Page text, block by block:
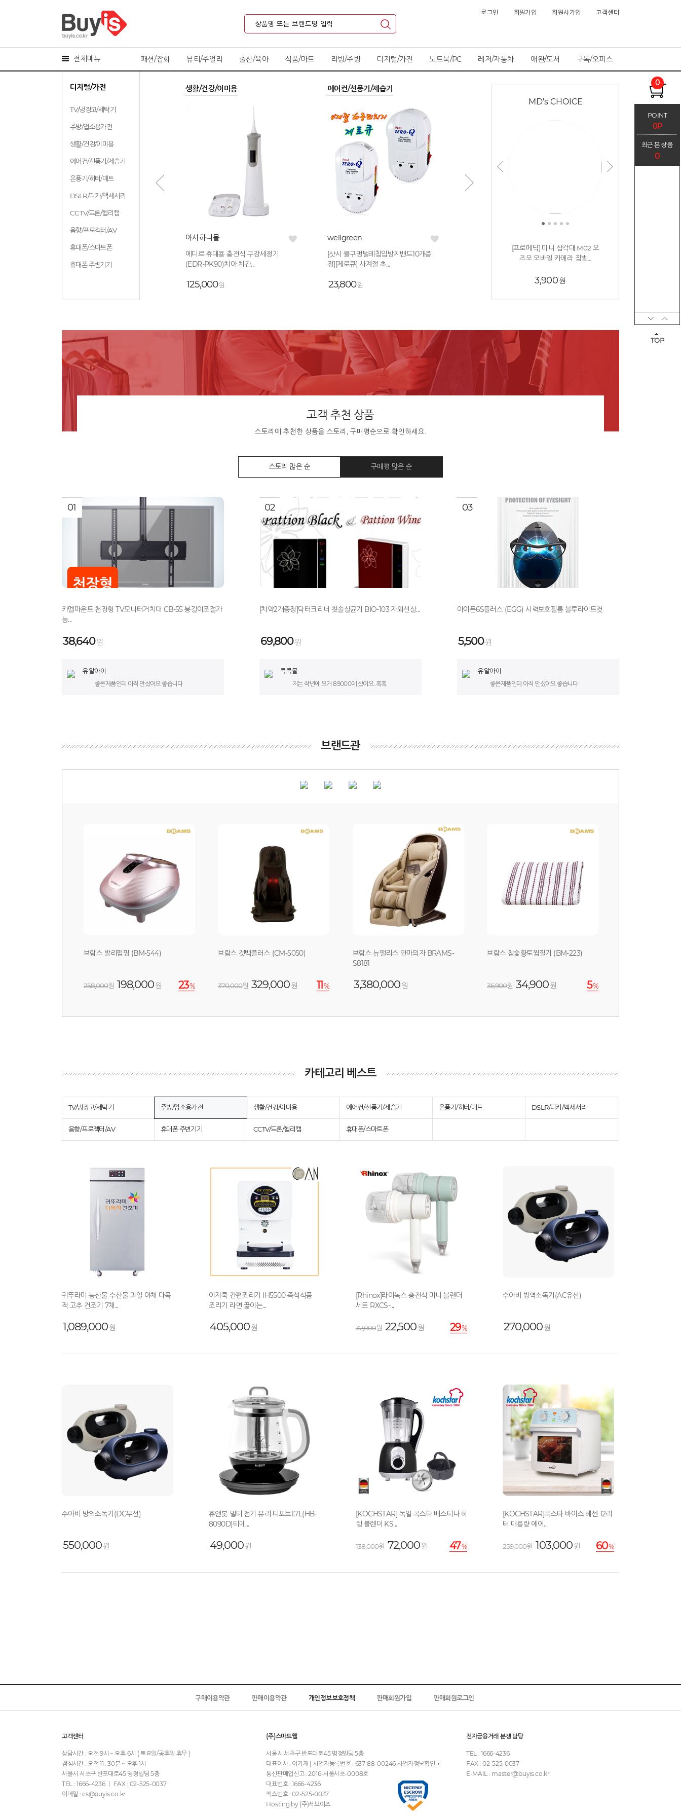
로그인 회원가입 회원사가입 고객센터
전체메뉴 패션/잡화 뷰티/주얼리 출산/육아 식품/마트 리빙/주방 디지털/가전 노트북/PC 레저/자동차 애완/도서 구독/오피스
0
POINT
0P
최근 본 상품
0
TOP
디지털/가전
TV/냉장고/세탁기
주방/업소용가전
생활/건강/이미용
에어컨/선풍기/제습기
온풍기/히터/매트
DSLR/디카/액세서리
CCTV/드론/헬리캠
음향/프로젝터/AV
휴대폰/스마트폰
휴대폰 주변기기
생활/건강/이미용
아시하니몰
에디르 휴대용 충전식 구강세정기
(EDR-PK90)치아 치간...
125,000원
에어컨/선풍기/제습기
wellgreen
[샷시 물구멍벌레침입방지밴드10개증
정][제로큐] 사계절 초...
23,800원
글루바인 전자파안심 스마트 타이머 물
세탁 전기요 프리그 더...
108,400 원
DSLR/디
MD's CHOICE
[프로메딕] 미니 삼각대 M02 오
즈모 모바일 카메라 짐벌...
3,900원
고객 추천 상품
스토리에 추천한 상품을 스토리, 구매평순으로 확인하세요.
스토리 많은 순 구매평 많은 순
01
카멜마운트 천장형 TV모니터거치대 CB-55 봉길이조절가
능...
38,640원
유알아이
좋은제품인데 아직 안샀어요 좋습니다
02
[치약2개증정]닥터크리너 칫솔살균기 BIO-103 자외선살...
69,800원
콕콕몰
저는 작년에 요거 89000에 샀어요..흑흑
03
아이폰6S플러스 (EGG) 시력보호필름 블루라이트컷
5,500원
유알아이
좋은제품인데 아직 안샀어요 좋습니다
브랜드관
브람스 발리펌핑 (BM-544)
258,000원 198,000원 23%
브람스 갯백플러스 (CM-5050)
370,000원 329,000원 11%
브람스 뉴앨리스 안마의자 BRAMS-
S8181
3,380,000원
브람스 참숯황토찜질기 (BM-223)
36,900원 34,900원 5%
카테고리 베스트
TV/냉장고/세탁기 주방/업소용가전 생활/건강/이미용 에어컨/선풍기/제습기 온풍기/히터/매트 DSLR/디카/액세서리
음향/프로젝터/AV 휴대폰 주변기기 CCTV/드론/헬리캠 휴대폰/스마트폰
귀뚜라미 농산물 수산물 과일 야채 다목
적 고추 건조기 7채...
1,089,000원
이지쿡 간편조리기 IH5500 즉석식품
조리기 라면 끓이는...
405,000원
[Rhinox]라이녹스 충전식 미니 블렌더
세트 RXCS-...
32,000원 22,500원 29%
수아비 방역소독기(AC유선)
270,000원
수아비 방역소독기(DC무선)
550,000원
휴앤봇 멀티 전기 유리 티포트1.7L(HB-
8090D)티메...
49,000원
[KOCHSTAR] 독일 콕스타 베스티나 히
팅 블렌더 KS...
138,000원 72,000원 47%
[KOCHSTAR]콕스타 바이스 헤센 12리
터 대용량 에어...
259,000원 103,000원 60%
구매이용약관 판매이용약관 개인정보보호정책 판매회원가입 판매회원로그인
고객센터
상담시간 : 오전 9시 ~ 오후 6시 ( 토요일/공휴일 휴무 )
점심시간 : 오전 11 : 30분 ~ 오후 1시
서울시 서초구 반포대로45 명정빌딩 5층
TEL : 1666-4236 ㅣ FAX : 02-525-0037
이메일 : cs@buyis.co.kr
(주)스마트웰
서울시 서초구 반포대로45 명정빌딩 5층
대표이사 : 이기재 | 사업자등록번호 : 637-88-00246 사업자정보확인
통신판매업신고 : 2016-서울서초-0008호
대표번호 : 1666-4236
팩스번호 : 02-525-0037
Hosting by (주)서브이즈
전자금융거래 분쟁 담당
TEL : 1666-4236
FAX : 02-525-0037
E-MAIL : master@buyis.co.kr